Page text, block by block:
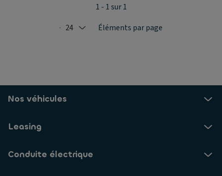
Selected: 24
24 Éléments par page
1 - 1 sur 1
Nos véhicules
Leasing
Conduite électrique